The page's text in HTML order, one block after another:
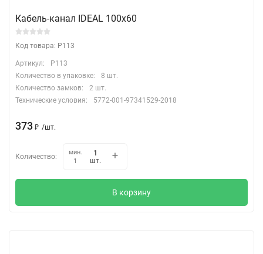
Кабель-канал IDEAL 100х60
Код товара: P113
Артикул:
P113
Количество в упаковке:
8 шт.
Количество замков:
2 шт.
Технические условия:
5772-001-97341529-2018
373 ₽ /шт.
Количество:
мин.
1
шт.
В корзину